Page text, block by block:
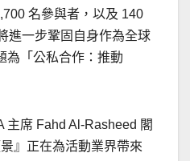
名參與者，以及 140
進一步鞏固自身作為全球
為「公私合作：推動
主席 Fahd Al-Rasheed 閣
』正在為活動業界帶來